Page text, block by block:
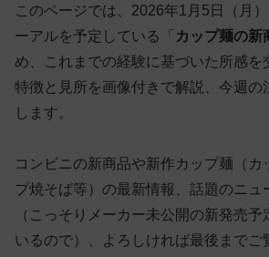
このページでは、2026年1月5日（月
ーアルを予定している「 カップ麺の新
め、これまでの経験に基づいた所感を
特徴と見所を画像付きで解説、今週の
します。
コンビニの新商品や新作カップ麺（カ
プ焼そば等）の最新情報、話題のニュ
（こっそりメーカー未公開の新発売
いるので）、よろしければ最後まで